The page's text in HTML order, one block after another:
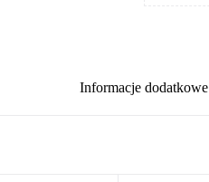
Informacje dodatkowe